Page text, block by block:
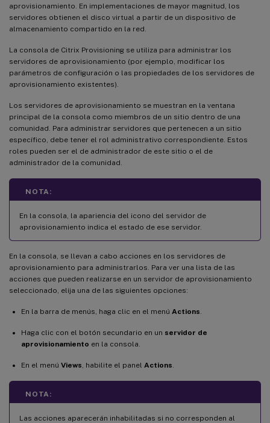
aprovisionamiento. En implementaciones de mayor magnitud, los
servidores obtienen el disco virtual a partir de un dispositivo de
almacenamiento compartido en la red.
La consola de Citrix Provisioning se utiliza para administrar los
servidores de aprovisionamiento (por ejemplo, modificar los
parámetros de configuración o las propiedades de los servidores de
aprovisionamiento existentes).
Los servidores de aprovisionamiento se muestran en la ventana
principal de la consola como miembros de un sitio dentro de una
comunidad. Para administrar servidores que pertenecen a un sitio
específico, debe tener el rol administrativo correspondiente. Estos
roles pueden ser el de administrador de este sitio o el de
administrador de la comunidad.
NOTA:
En la consola, la apariencia del icono del servidor de
aprovisionamiento indica el estado de ese servidor.
En la consola, se llevan a cabo acciones en los servidores de
aprovisionamiento para administrarlos. Para ver una lista de las
acciones que pueden realizarse en un servidor de aprovisionamiento
seleccionado, elija una de las siguientes opciones:
En la barra de menús, haga clic en el menú Actions
Haga clic con el botón secundario en un servidor de
aprovisionamiento en la consola.
En el menú Views , habilite el panel Actions
NOTA:
Las acciones aparecerán inhabilitadas si no corresponden al